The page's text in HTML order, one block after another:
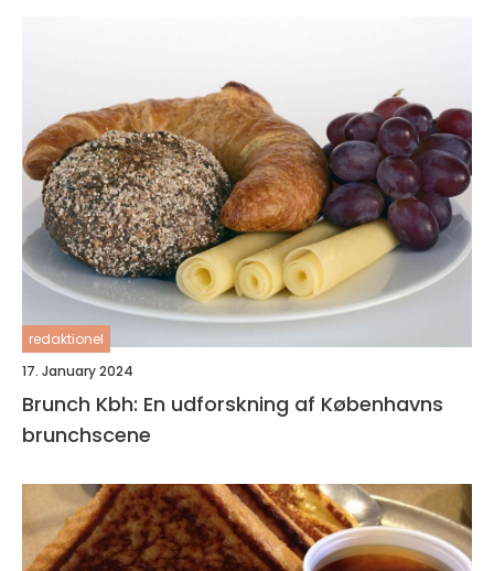
redaktionel
17. January 2024
Brunch Kbh: En udforskning af Københavns
brunchscene